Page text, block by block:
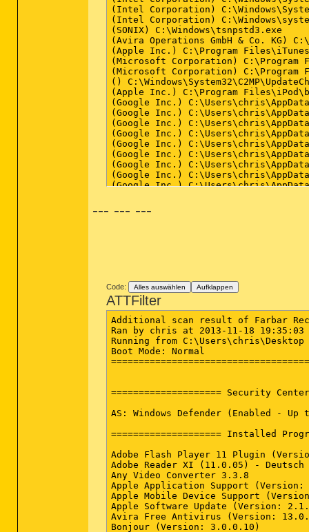
--- --- ---
Code: Alles auswählen Aufklappen
ATTFilter
Additional scan result of Farbar Recovery Scan Tool (x86) Version: 18-11-2013
Ran by chris at 2013-11-18 19:35:03
Running from C:\Users\chris\Desktop
Boot Mode: Normal
==========================================================


==================== Security Center ========================

AS: Windows Defender (Enabled - Up to date) {D68DDC3A-831F-4fae-9E44-DA132C1ACF46}

==================== Installed Programs ======================

Adobe Flash Player 11 Plugin (Version: 11.9.900.117)
Adobe Reader XI (11.0.05) - Deutsch (Version: 11.0.05)
Any Video Converter 3.3.8
Apple Application Support (Version: 2.3.3)
Apple Mobile Device Support (Version: 6.1.0.13)
Apple Software Update (Version: 2.1.3.127)
Avira Free Antivirus (Version: 13.0.0.4052)
Bonjour (Version: 3.0.0.10)
DAEMON Tools Lite (Version: 4.45.4.0314)
doPDF 7.2 printer
Dropbox (HKCU Version: 2.0.22)
Easy Line Webcam Messenger (Version: 5.20.0.208)
Free Audio CD to MP3 Converter version 1.3.12.1228 (Version: 1.3.12.1228)
Free Mp3 Wma Converter V 2.2 (Version: 2.2.0.0)
Free YouTube Download version 3.2.9.725 (Version: 3.2.9.725)
GIMP 2.6.12 (Version: 2.6.12)
Google Chrome (HKCU Version: 31.0.1650.57)
GPL Ghostscript (Version: 9.07)
Intel(R) Graphics Media Accelerator Driver (Version: 8.15.10.1930)
Intel(R) TV Wizard
iTunes (Version: 10.7.0.21)
Microsoft – Speichern als PDF oder XPS – Add-In für 2007 Microsoft Office-Programme (Version: 12.0.4518.1014)
Microsoft .NET Framework 4.5 (Version: 4.5.50709)
Microsoft Office Access MUI (German) 2007 (Version: 12.0.4518.1014)
Microsoft Office Enterprise 2007 (Version: 12.0.4518.1014)
Microsoft Office Excel MUI (German) 2007 (Version: 12.0.4518.1014)
Microsoft Office Groove MUI (German) 2007 (Version: 12.0.4518.1014)
Microsoft Office InfoPath MUI (German) 2007 (Version: 12.0.4518.1014)
Microsoft Office OneNote MUI (German) 2007 (Version: 12.0.4518.1014)
Microsoft Office Outlook MUI (German) 2007 (Version: 12.0.4518.1014)
Microsoft Office PowerPoint MUI (German) 2007 (Version: 12.0.4518.1014)
Microsoft Office Proof (English) 2007 (Version: 12.0.4518.1014)
Microsoft Office Proof (French) 2007 (Version: 12.0.4518.1014)
Microsoft Office Proof (German) 2007 (Version: 12.0.4518.1014)
Microsoft Office Proof (Italian) 2007 (Version: 12.0.4518.1014)
Microsoft Office Proofing (German) 2007 (Version: 12.0.4518.1014)
Microsoft Office Publisher MUI (German) 2007 (Version: 12.0.4518.1014)
Microsoft Office Shared MUI (German) 2007 (Version: 12.0.4518.1014)
Microsoft Office Word MUI (German) 2007 (Version: 12.0.4518.1014)
Microsoft PowerPoint Viewer (Version: 14.0.4763.1000)
Microsoft Visual C++ 2010  x86 Redistributable - 10.0.40219 (Version: 10.0.40219)
MiniTool Partition Wizard Home Edition 7.8
Mozilla Firefox 25.0.1 (x86 de) (Version: 25.0.1)
Mozilla Maintenance Service (Version: 25.0.1)
Skype™ 6.3 (Version: 6.3.105)
Unified Remote (Version: 2.10.0.0)
Update for Microsoft .NET Framework 4.5 (KB2750147) (Version: 1)
Update for Microsoft .NET Framework 4.5 (KB2805221) (Version: 1)
Update for Microsoft .NET Framework 4.5 (KB2805226) (Version: 1)
VirtualDJ Home FREE (Version: 7.4)
VLC media player 2.1.0 (Version: 2.1.0)
Winamp (Version: 5.551 )
Windows 7 Codec Pack 4.0.8 (Version: 4.0.8)
WinRAR 5.00 (32-Bit) (Version: 5.00.0)

==================== Restore Points  =========================

13-11-2013 13:47:24 Windows Update
13-11-2013 22:57:58 Windows Update

==================== Hosts content: ==========================

2009-07-14 03:04 - 2009-06-10 22:39 - 00000824 ____A C:\Windows\system32\Drivers\etc\hosts

==================== Scheduled Tasks (whitelisted) =============

Task: {82682C5C-09BC-4778-A3F3-802281C09F48} - System32\Tasks\GoogleUpdateTaskUserS-1-5-21-1622890429-3288458948-1725021998-1000Core => C:\Users\chris\AppData\Local\Google\Update\GoogleUpdate.exe [2013-04-20] (Google Inc.)
Task: {C4452E55-2329-48F2-8E08-66F5028455D7} - System32\Tasks\GoogleUpdateTaskUserS-1-5-21-1622890429-3288458948-1725021998-1000UA => C:\Users\chris\AppData\Local\Google\Update\GoogleUpdate.exe [2013-04-20] (Google Inc.)
Task: {D4F44180-7B56-4529-82A2-3F0B0598A128} - System32\Tasks\OfficeSoftwareProtectionPlatform\SvcRestartTask => Sc.exe start osppsvc
Task: C:\Windows\Tasks\GoogleUpdateTaskUserS-1-5-21-1622890429-3288458948-1725021998-1000Core.job => C:\Users\chris\AppData\Local\Google\Update\GoogleUpdate.exe
Task: C:\Windows\Tasks\GoogleUpdateTaskUserS-1-5-21-1622890429-3288458948-1725021998-1000UA.job =>